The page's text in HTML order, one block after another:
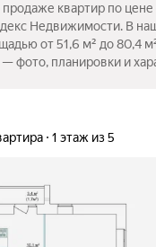
продаже квартир по
Недвижимости. В
от 51,6 м² до 80,4
фото, планировки и
1 этаж из 5